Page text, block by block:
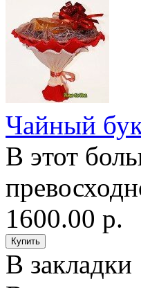
Чайный
В этот
1600.00 р.
В закладки